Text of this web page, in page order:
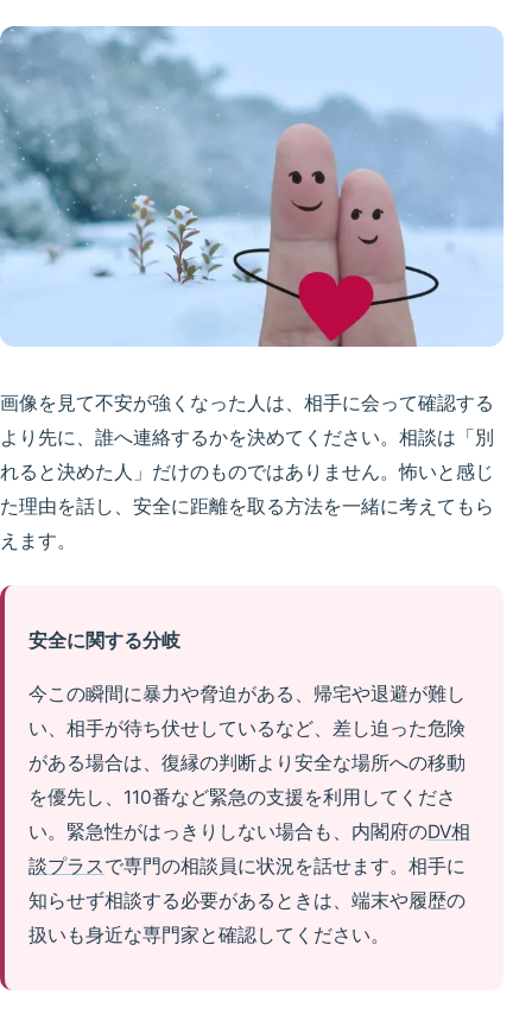
画像を見て不安が強くなった人は、相手に会って確認する
より先に、誰へ連絡するかを決めてください。相談は「別
れると決めた人」だけのものではありません。怖いと感じ
た理由を話し、安全に距離を取る方法を一緒に考えてもら
えます。
安全に関する分岐
今この瞬間に暴力や脅迫がある、帰宅や退避が難し
い、相手が待ち伏せしているなど、差し迫った危険
がある場合は、復縁の判断より安全な場所への移動
を優先し、110番など緊急の支援を利用してくださ
い。緊急性がはっきりしない場合も、内閣府のDV相
談プラスで専門の相談員に状況を話せます。相手に
知らせず相談する必要があるときは、端末や履歴の
扱いも身近な専門家と確認してください。